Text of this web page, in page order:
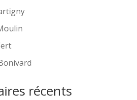
récents